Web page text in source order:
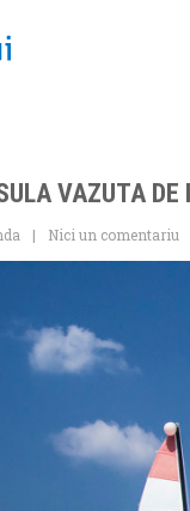
VAZUTA
Nici un comentariu